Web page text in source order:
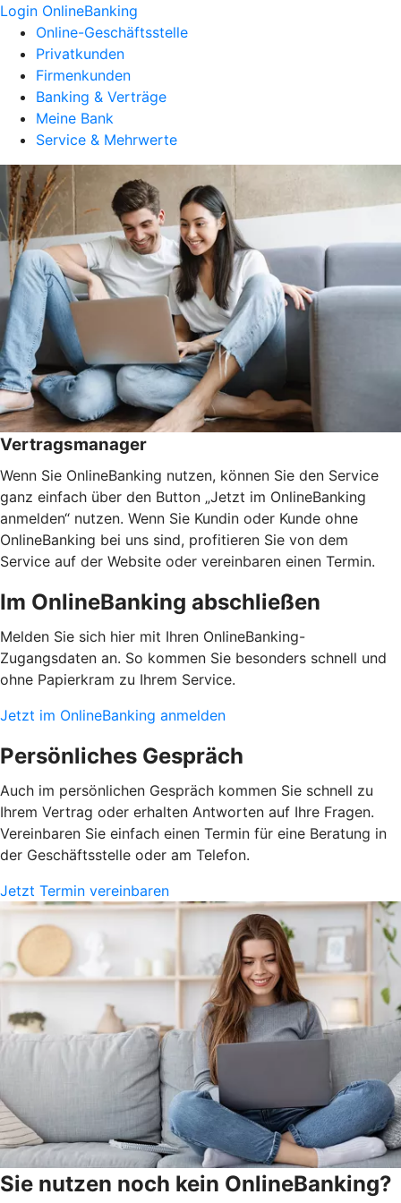
Login OnlineBanking
Online-Geschäftsstelle
Privatkunden
Firmenkunden
Banking & Verträge
Meine Bank
Service & Mehrwerte
Vertragsmanager
Wenn Sie OnlineBanking nutzen, können Sie den Service
ganz einfach über den Button „Jetzt im OnlineBanking
anmelden“ nutzen. Wenn Sie Kundin oder Kunde ohne
OnlineBanking bei uns sind, profitieren Sie von dem
Service auf der Website oder vereinbaren einen Termin.
Im OnlineBanking abschließen
Melden Sie sich hier mit Ihren OnlineBanking-
Zugangsdaten an. So kommen Sie besonders schnell und
ohne Papierkram zu Ihrem Service.
Jetzt im OnlineBanking anmelden
Persönliches Gespräch
Auch im persönlichen Gespräch kommen Sie schnell zu
Ihrem Vertrag oder erhalten Antworten auf Ihre Fragen.
Vereinbaren Sie einfach einen Termin für eine Beratung in
der Geschäftsstelle oder am Telefon.
Jetzt Termin vereinbaren
Sie nutzen noch kein OnlineBanking?